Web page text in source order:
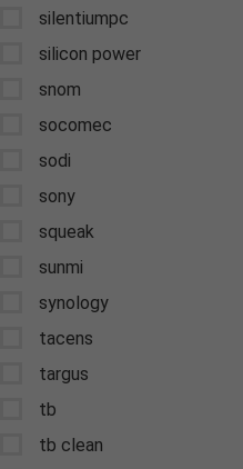
silentiumpc
silicon power
snom
socomec
sodi
sony
squeak
sunmi
synology
tacens
targus
tb
tb clean